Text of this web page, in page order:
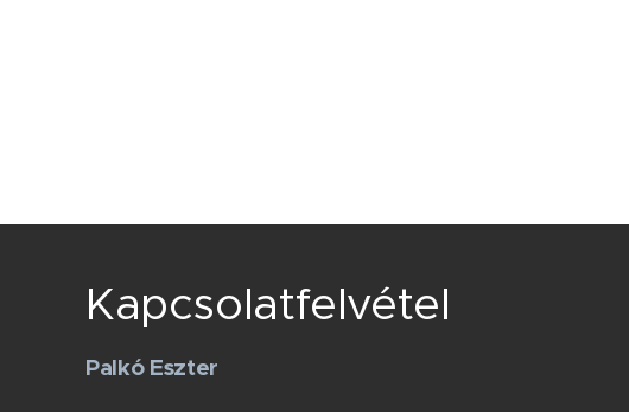
Kapcsolatfelvétel
Palkó Eszter